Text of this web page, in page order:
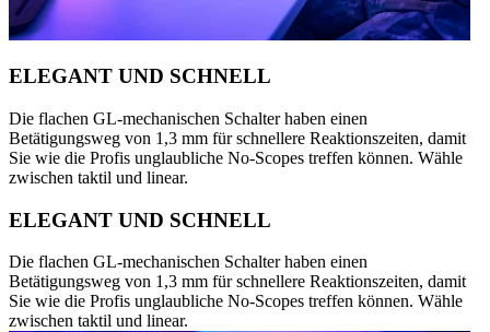
ELEGANT UND SCHNELL
Die flachen GL-mechanischen Schalter haben einen
Betätigungsweg von 1,3 mm für schnellere Reaktionszeiten, damit
Sie wie die Profis unglaubliche No-Scopes treffen können. Wähle
zwischen taktil und linear.
ELEGANT UND SCHNELL
Die flachen GL-mechanischen Schalter haben einen
Betätigungsweg von 1,3 mm für schnellere Reaktionszeiten, damit
Sie wie die Profis unglaubliche No-Scopes treffen können. Wähle
zwischen taktil und linear.